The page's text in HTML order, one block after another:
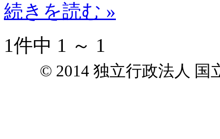
続きを読む »
1件中 1 ～ 1
© 2014 独立行政法人 国